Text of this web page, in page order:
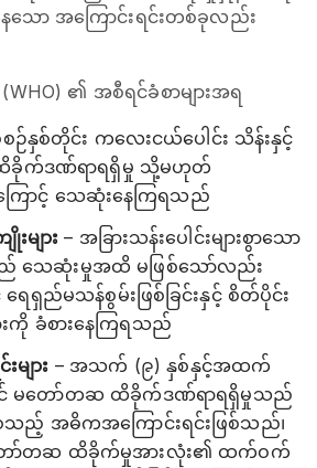
ော အကြောင်းရင်းတစ်ခုလည်း
(WHO) ၏ အစီရင်ခံစာများအရ
ဉ်နှစ်တိုင်း ကလေးငယ်ပေါင်း သိန်းနှင့်
ခိုက်ဒဏ်ရာရရှိမှု သို့မဟုတ်
ြောင့် သေဆုံးနေကြရသည်
များ – အခြားသန်းပေါင်းများစွာသော
သေဆုံးမှုအထိ မဖြစ်သော်လည်း
ေရှည်မသန်စွမ်းဖြစ်ခြင်းနှင့် စိတ်ပိုင်း
ကို ခံစားနေကြရသည်
ျား – အသက် (၉) နှစ်နှင့်အထက်
င် မတော်တဆ ထိခိုက်ဒဏ်ရာရရှိမှုသည်
ည့် အဓိကအကြောင်းရင်းဖြစ်သည်၊
ာ်တဆ ထိခိုက်မှုအားလုံး၏ ထက်ဝက်